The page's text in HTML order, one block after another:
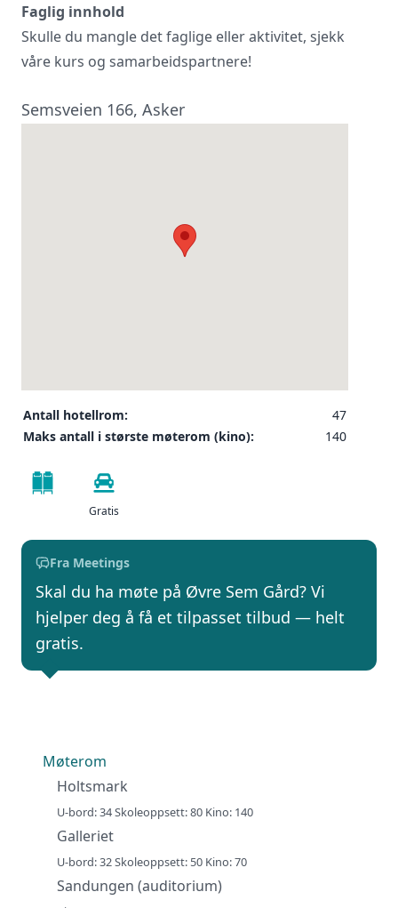
Faglig innhold
Skulle du mangle det faglige eller aktivitet, sjekk
våre kurs og samarbeidspartnere!
Semsveien 166, Asker
Antall hotellrom:
47
Maks antall i største møterom (kino):
140
Gratis
Fra Meetings
Skal du ha møte på Øvre Sem Gård? Vi
hjelper deg å få et tilpasset tilbud — helt
gratis.
Møterom
Holtsmark
U-bord: 34 Skoleoppsett: 80 Kino: 140
Galleriet
U-bord: 32 Skoleoppsett: 50 Kino: 70
Sandungen (auditorium)